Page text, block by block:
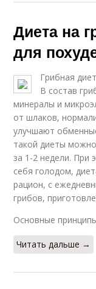
Диета на
для
Грибная
В состав
минералы и
от шлаков,
улучшают
такой диеты
за 1-2 недели. При
себя голодом,
рацион, с
грибов,
Основные
Читать дальше →